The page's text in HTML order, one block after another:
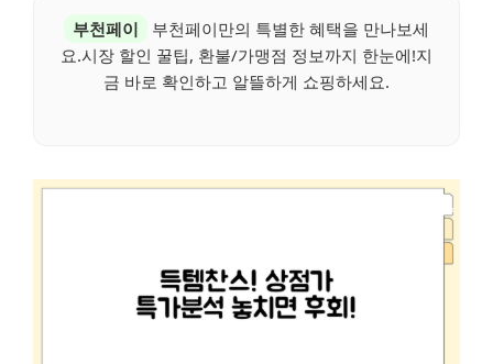
부천페이
부천페이만의 특별한 혜택을 만나보세
요.시장 할인 꿀팁, 환불/가맹점 정보까지 한눈에!지
금 바로 확인하고 알뜰하게 쇼핑하세요.